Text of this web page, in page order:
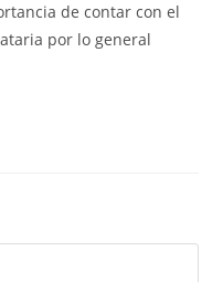
de contar con el
por lo general